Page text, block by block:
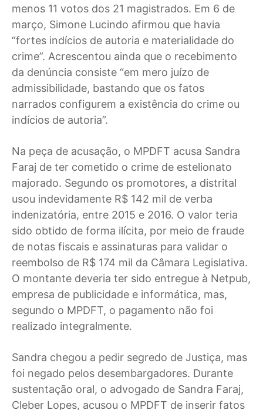
menos 11 votos dos 21 magistrados. Em 6 de
março, Simone Lucindo afirmou que havia
“fortes indícios de autoria e materialidade do
crime”. Acrescentou ainda que o recebimento
da denúncia consiste “em mero juízo de
admissibilidade, bastando que os fatos
narrados configurem a existência do crime ou
indícios de autoria”.
Na peça de acusação, o MPDFT acusa Sandra
Faraj de ter cometido o crime de estelionato
majorado. Segundo os promotores, a distrital
usou indevidamente R$ 142 mil de verba
indenizatória, entre 2015 e 2016. O valor teria
sido obtido de forma ilícita, por meio de fraude
de notas fiscais e assinaturas para validar o
reembolso de R$ 174 mil da Câmara Legislativa.
O montante deveria ter sido entregue à Netpub,
empresa de publicidade e informática, mas,
segundo o MPDFT, o pagamento não foi
realizado integralmente.
Sandra chegou a pedir segredo de Justiça, mas
foi negado pelos desembargadores. Durante
sustentação oral, o advogado de Sandra Faraj,
Cleber Lopes, acusou o MPDFT de inserir fatos